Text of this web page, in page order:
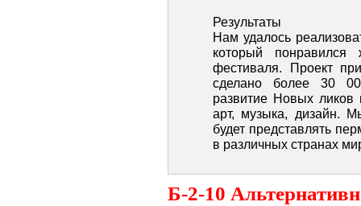
Результаты
Нам удалось
который
фестиваля. Проект
сделано более 30
развитие Новых
арт, музыка, дизайн.
будет представлять
в различных странах
Б-2-10